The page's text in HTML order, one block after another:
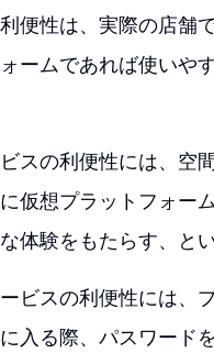
便性は、実際の店舗
ームであれば使いや
スの利便性には、空
仮想プラットフォー
体験をもたらす、と
ビスの利便性には、
入る際、パスワード